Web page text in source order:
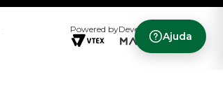
Ajuda
Powered byDeveloped by